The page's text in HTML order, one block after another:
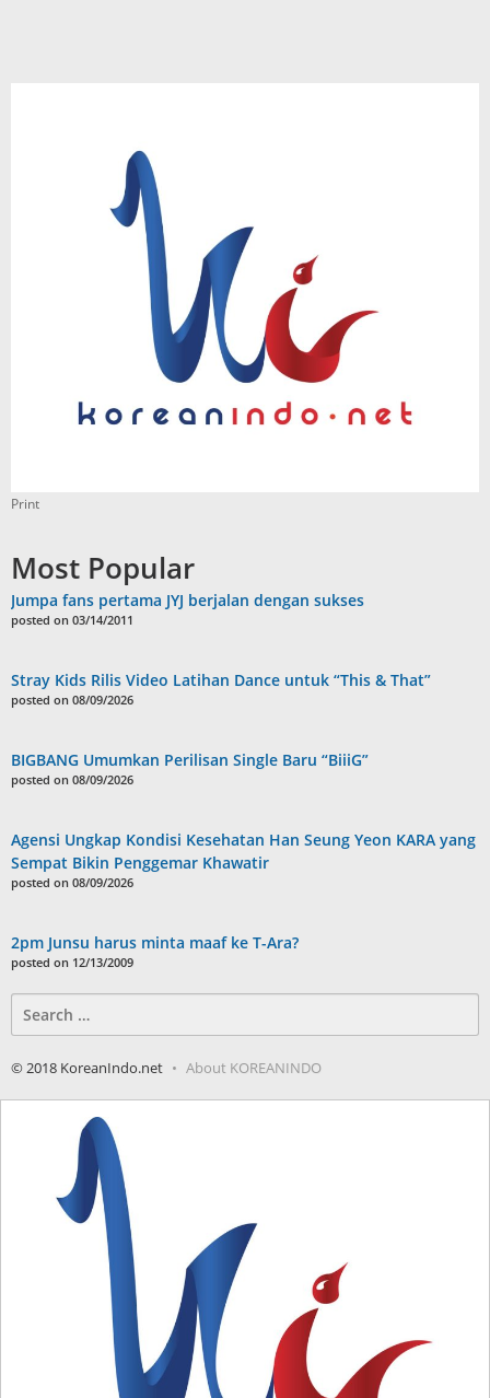
Print
Most Popular
Jumpa fans pertama JYJ berjalan dengan sukses
posted on 03/14/2011
Stray Kids Rilis Video Latihan Dance untuk “This & That”
posted on 08/09/2026
BIGBANG Umumkan Perilisan Single Baru “BiiiG”
posted on 08/09/2026
Agensi Ungkap Kondisi Kesehatan Han Seung Yeon KARA yang
Sempat Bikin Penggemar Khawatir
posted on 08/09/2026
2pm Junsu harus minta maaf ke T-Ara?
posted on 12/13/2009
for:
© 2018 KoreanIndo.net About KOREANINDO